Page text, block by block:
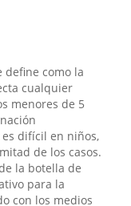
define como la
cualquier
menores de 5
difícil en niños,
de los casos.
la botella de
para la
con los medios